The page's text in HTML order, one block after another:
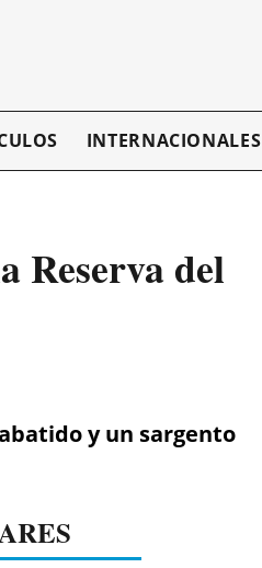
INTERNACIONALES
Reserva del
y un sargento